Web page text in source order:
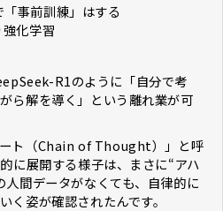
事前訓練」はする
化学習
R1のように「自分で考
ら解を導く」という離れ業が可
ト（Chain of Thought）」と呼
に展開する様子は、まさに“アハ
間データがなくても、自律的に
く姿が確認されたんです。